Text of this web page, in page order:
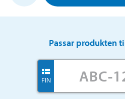
Passar produkten
FIN